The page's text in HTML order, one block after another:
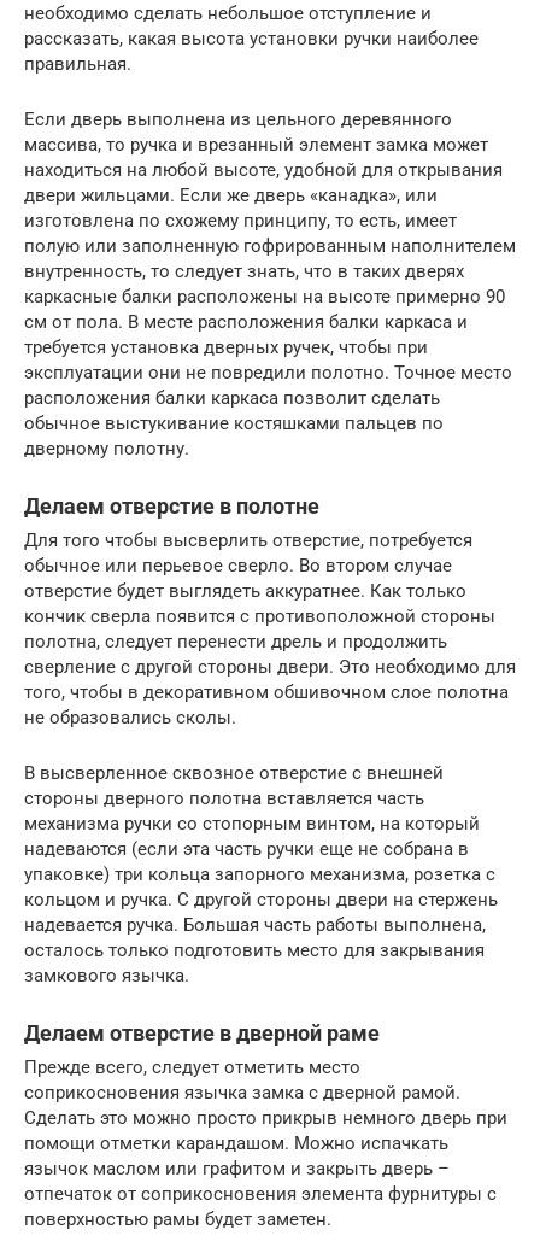
необходимо сделать небольшое отступление и
рассказать, какая высота установки ручки наиболее
правильная.
Если дверь выполнена из цельного деревянного
массива, то ручка и врезанный элемент замка может
находиться на любой высоте, удобной для открывания
двери жильцами. Если же дверь «канадка», или
изготовлена по схожему принципу, то есть, имеет
полую или заполненную гофрированным наполнителем
внутренность, то следует знать, что в таких дверях
каркасные балки расположены на высоте примерно 90
см от пола. В месте расположения балки каркаса и
требуется установка дверных ручек, чтобы при
эксплуатации они не повредили полотно. Точное место
расположения балки каркаса позволит сделать
обычное выстукивание костяшками пальцев по
дверному полотну.
Делаем отверстие в полотне
Для того чтобы высверлить отверстие, потребуется
обычное или перьевое сверло. Во втором случае
отверстие будет выглядеть аккуратнее. Как только
кончик сверла появится с противоположной стороны
полотна, следует перенести дрель и продолжить
сверление с другой стороны двери. Это необходимо для
того, чтобы в декоративном обшивочном слое полотна
не образовались сколы.
В высверленное сквозное отверстие с внешней
стороны дверного полотна вставляется часть
механизма ручки со стопорным винтом, на который
надеваются (если эта часть ручки еще не собрана в
упаковке) три кольца запорного механизма, розетка с
кольцом и ручка. С другой стороны двери на стержень
надевается ручка. Большая часть работы выполнена,
осталось только подготовить место для закрывания
замкового язычка.
Делаем отверстие в дверной раме
Прежде всего, следует отметить место
соприкосновения язычка замка с дверной рамой.
Сделать это можно просто прикрыв немного дверь при
помощи отметки карандашом. Можно испачкать
язычок маслом или графитом и закрыть дверь –
отпечаток от соприкосновения элемента фурнитуры с
поверхностью рамы будет заметен.